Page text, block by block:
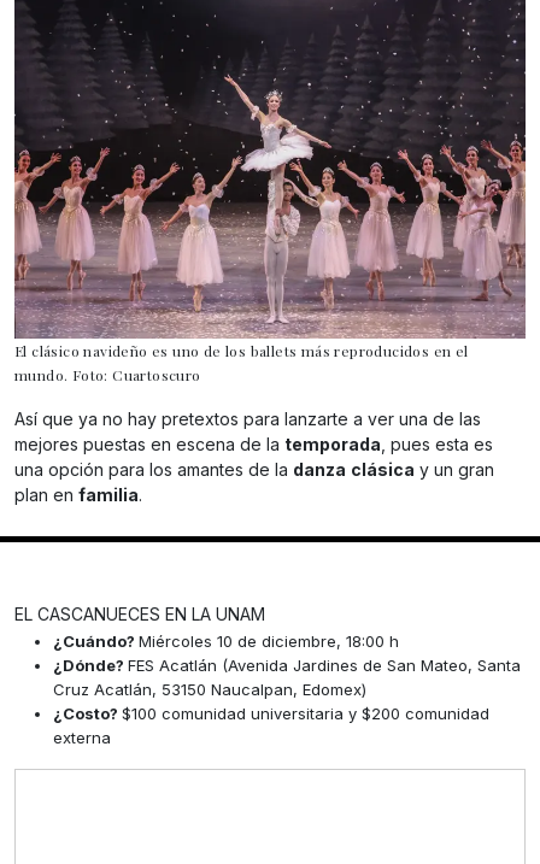
El clásico navideño es uno de los ballets más reproducidos en el
mundo. Foto: Cuartoscuro
Así que ya no hay pretextos para lanzarte a ver una de las
mejores puestas en escena de la temporada , pues esta es
una opción para los amantes de la danza clásica y un gran
plan en familia.
EL CASCANUECES EN LA UNAM
¿Cuándo? Miércoles 10 de diciembre, 18:00 h
¿Dónde? FES Acatlán (Avenida Jardines de San Mateo, Santa
Cruz Acatlán, 53150 Naucalpan, Edomex)
¿Costo? $100 comunidad universitaria y $200 comunidad
externa